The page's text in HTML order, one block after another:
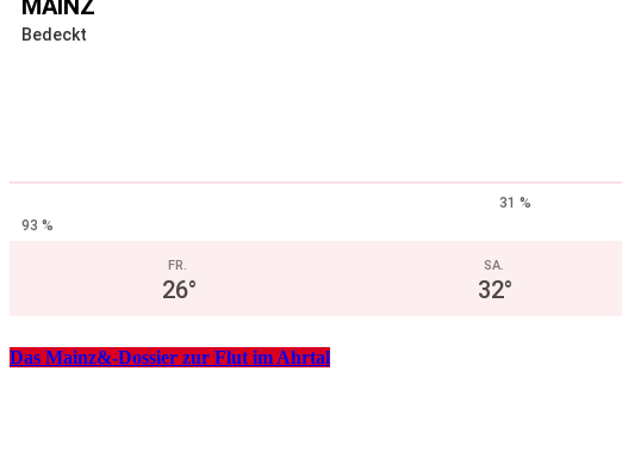
MAINZ
Bedeckt
31 %
93 %
FR.
26°
SA.
32°
Das Mainz&-Dossier zur Flut im Ahrtal